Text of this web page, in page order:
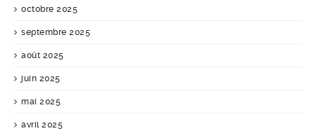
octobre 2025
septembre 2025
août 2025
juin 2025
mai 2025
avril 2025